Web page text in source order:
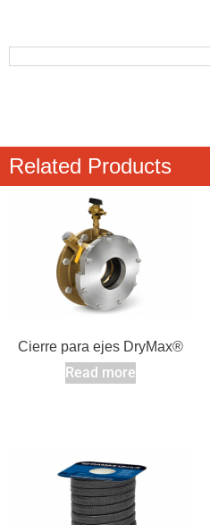
Related Products
Cierre para ejes DryMax®
Read more